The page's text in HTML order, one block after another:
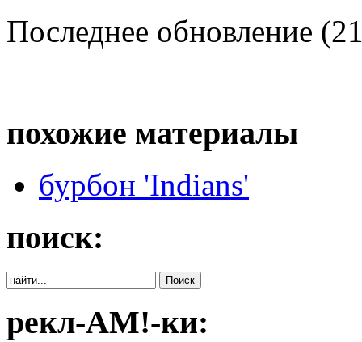
Последнее обновление
похожие материалы
бурбон 'Indians'
поиск:
рекл-АМ!-ки: